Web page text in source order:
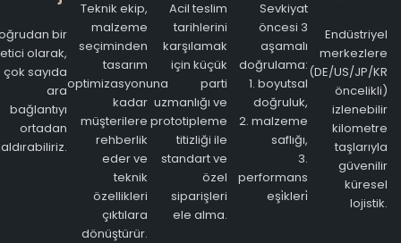
bir
olarak,
çok sayıda
ara
bağlantıyı
ortadan
Teknik ekip,
malzeme
seçiminden
tasarım
optimizasyonuna
kadar
müşterilere
rehberlik
eder ve
teknik
özellikleri
çıktılara
dönüştürür.
Acil teslim
tarihlerini
karşılamak
için küçük
parti
uzmanlığı ve
prototipleme
titizliği ile
standart ve
özel
siparişleri
ele alma.
Sevkiyat
öncesi 3
aşamalı
doğrulama:
1. boyutsal
doğruluk,
2. malzeme
saflığı,
3.
performans
eşi̇kleri̇
Endüstriyel
merkezlere
(DE/US/JP/KR
öncelikli)
izlenebilir
kilometre
taşlarıyla
güvenilir
küresel
lojistik.